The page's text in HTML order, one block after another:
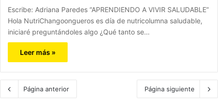
Escribe: Adriana Paredes “APRENDIENDO A VIVIR SALUDABLE”
Hola NutriChangoongueros es día de nutricolumna saludable,
iniciaré preguntándoles algo ¿Qué tanto se…
Leer más »
Página anterior Página siguiente